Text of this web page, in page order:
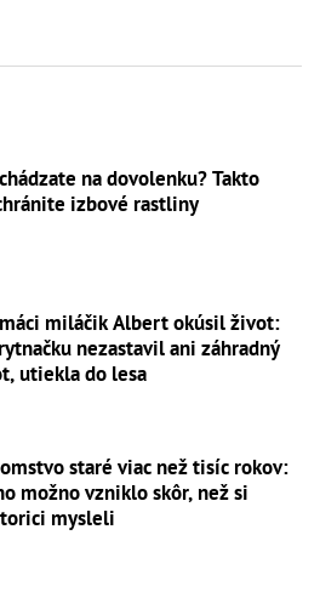
na dovolenku? Takto
izbové rastliny
miláčik Albert okúsil život:
nezastavil ani záhradný
utiekla do lesa
staré viac než tisíc rokov:
možno vzniklo skôr, než si
mysleli